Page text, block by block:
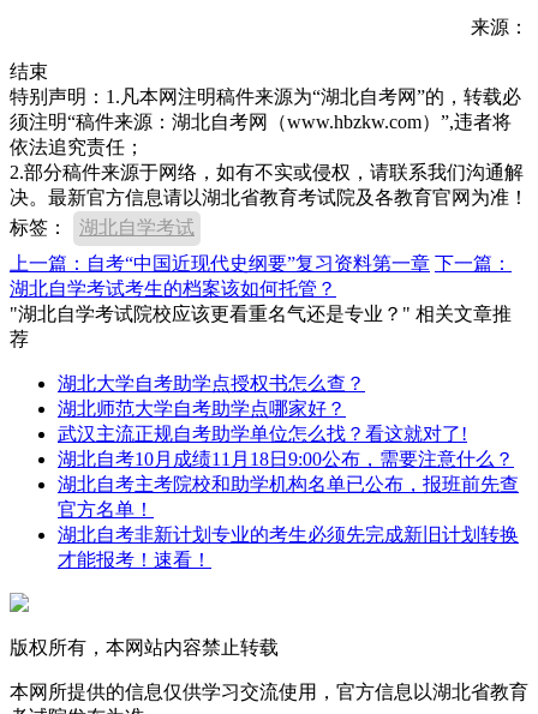
来源：
结束
特别声明：1.凡本网注明稿件来源为“湖北自考网”的，转载必
须注明“稿件来源：湖北自考网（www.hbzkw.com）”,违者将
依法追究责任；
2.部分稿件来源于网络，如有不实或侵权，请联系我们沟通解
决。最新官方信息请以湖北省教育考试院及各教育官网为准！
标签：
湖北自学考试
上一篇：自考“中国近现代史纲要”复习资料第一章 下一篇：
湖北自学考试考生的档案该如何托管？
"湖北自学考试院校应该更看重名气还是专业？" 相关文章推
荐
湖北大学自考助学点授权书怎么查？
湖北师范大学自考助学点哪家好？
武汉主流正规自考助学单位怎么找？看这就对了!
湖北自考10月成绩11月18日9:00公布，需要注意什么？
湖北自考主考院校和助学机构名单已公布，报班前先查
官方名单！
湖北自考非新计划专业的考生必须先完成新旧计划转换
才能报考！速看！
版权所有，本网站内容禁止转载
本网所提供的信息仅供学习交流使用，官方信息以湖北省教育